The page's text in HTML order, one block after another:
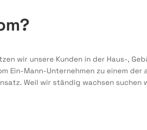
wir unsere Kunden in der Haus-,
Ein-Mann-Unternehmen zu einem
Weil wir ständig wachsen